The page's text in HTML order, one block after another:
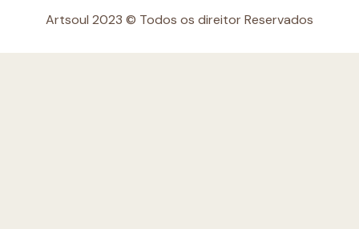
Artsoul 2023 © Todos os direitor Reservados